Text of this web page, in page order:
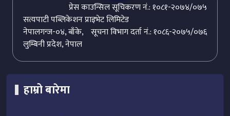
प्रेस काउन्सिल सूचिकरण नं.: १०८१-२०७४/०७५
सत्यपाटी पब्लिकेशन प्राइभेट लिमिटेड
सूचना विभाग दर्ता नं.: १०८६-२०७५/०७६
नेपालगन्ज-०४, बाँके,
लुम्बिनी प्रदेश, नेपाल
हाम्रो बारेमा